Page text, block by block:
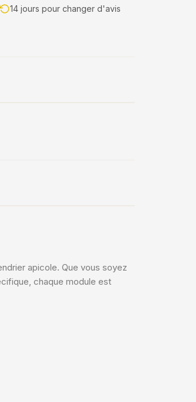
14 jours pour changer d'avis
apicole. Que vous soyez
chaque module est